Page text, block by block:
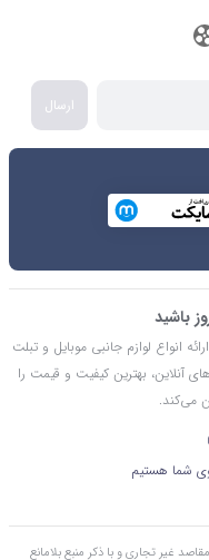
ارسال
باشید
تاکنون در زمینه ارائه انواع لوازم جانبی موبایل و تبلت
آنلاین، بهترین کیفیت و قیمت را
می‌کند.
غیر تجاری و با ذکر منبع بلامانع